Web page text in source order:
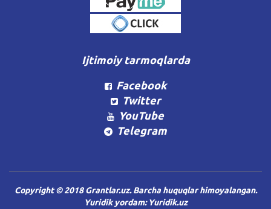
Ijtimoiy tarmoqlarda
Facebook
Twitter
YouTube
Telegram
Copyright © 2018 Grantlar.uz. Barcha huquqlar himoyalangan.
Yuridik yordam:Yuridik.uz